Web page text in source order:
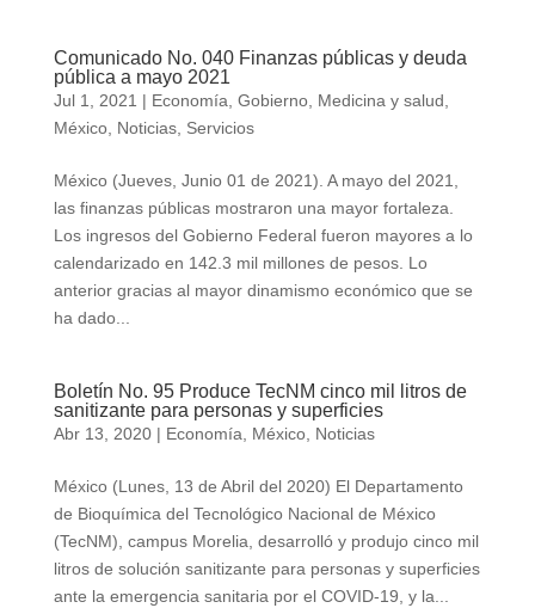
Comunicado No. 040 Finanzas públicas y deuda
pública a mayo 2021
Jul 1, 2021 | Economía Gobierno, Medicina y salud
México, Noticias, Servicios
México (Jueves, Junio 01 de 2021). A mayo del 2021,
las finanzas públicas mostraron una mayor fortaleza.
Los ingresos del Gobierno Federal fueron mayores a lo
calendarizado en 142.3 mil millones de pesos. Lo
anterior gracias al mayor dinamismo económico que se
ha dado...
Boletín No. 95 Produce TecNM cinco mil litros de
sanitizante para personas y superficies
Abr 13, 2020| Economía México, Noticias
México (Lunes, 13 de Abril del 2020) El Departamento
de Bioquímica del Tecnológico Nacional de México
(TecNM), campus Morelia, desarrolló y produjo cinco mil
litros de solución sanitizante para personas y superficies
ante la emergencia sanitaria por el COVID-19, y la...